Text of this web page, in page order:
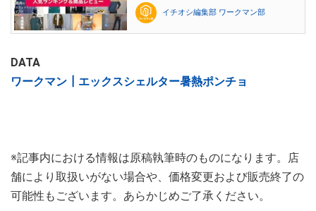
イチオシ編集部 ワークマン部
DATA
ワークマン┃エックスシェルター暑熱ポンチョ
※記事内における情報は原稿執筆時のものになります。店
舗により取扱いがない場合や、価格変更および販売終了の
可能性もございます。あらかじめご了承ください。